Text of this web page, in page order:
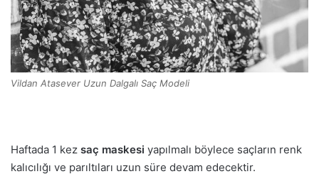
Vildan Atasever Uzun Dalgalı Saç Modeli
Haftada 1 kez saç maskesi yapılmalı böylece saçların renk
kalıcılığı ve parıltıları uzun süre devam edecektir.